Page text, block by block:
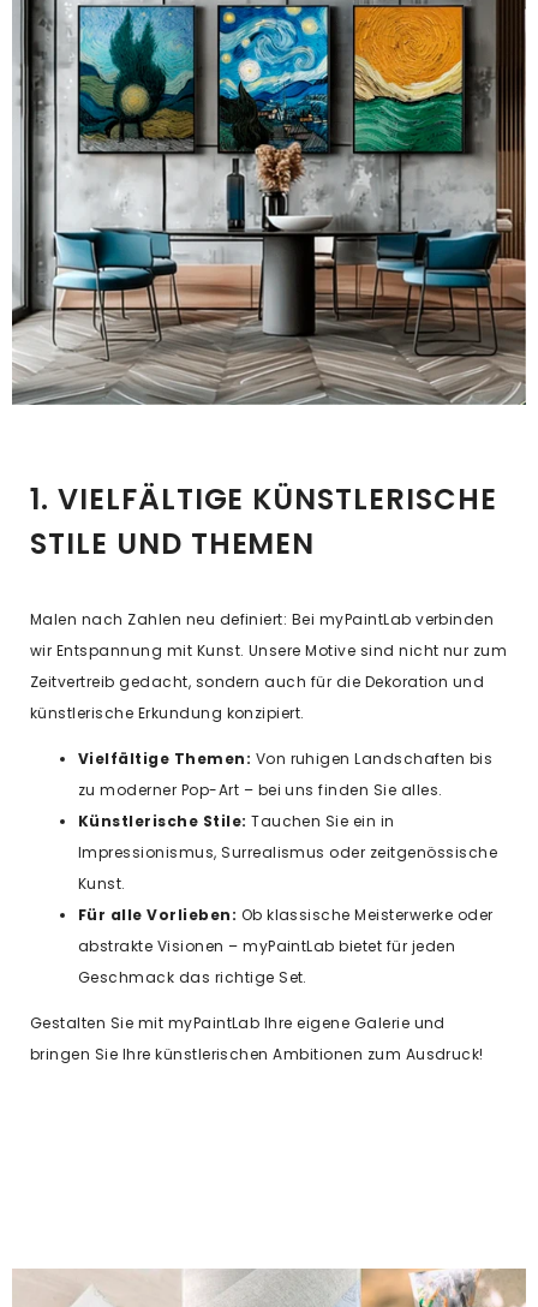
1. VIELFÄLTIGE KÜNSTLERISCHE
STILE UND THEMEN
Malen nach Zahlen neu definiert: Bei myPaintLab verbinden
wir Entspannung mit Kunst. Unsere Motive sind nicht nur zum
Zeitvertreib gedacht, sondern auch für die Dekoration und
künstlerische Erkundung konzipiert.
Vielfältige Themen: Von ruhigen Landschaften bis
zu moderner Pop-Art – bei uns finden Sie alles.
Künstlerische Stile: Tauchen Sie ein in
Impressionismus, Surrealismus oder zeitgenössische
Kunst.
Für alle Vorlieben: Ob klassische Meisterwerke oder
abstrakte Visionen – myPaintLab bietet für jeden
Geschmack das richtige Set.
Gestalten Sie mit myPaintLab Ihre eigene Galerie und
bringen Sie Ihre künstlerischen Ambitionen zum Ausdruck!